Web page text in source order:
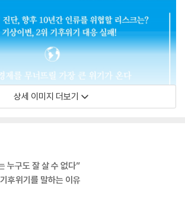
상세 이미지 더보기
누구도 잘 살 수 없다”
후위기를 말하는 이유